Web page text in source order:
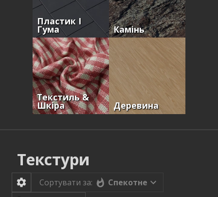
Пластик І
Гума Камінь
Текстиль &
Шкіра Деревина
Текстури
Сортувати за:
Спекотне